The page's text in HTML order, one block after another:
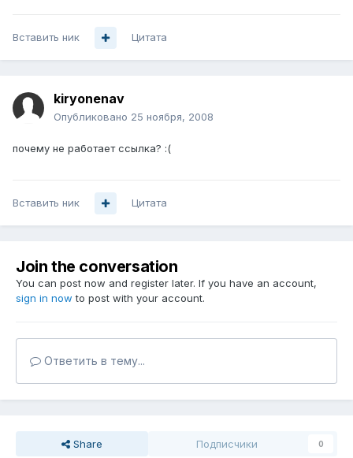
Вставить ник Цитата
kiryonenav
Опубликовано 25 ноября, 2008
почему не работает ссылка? :(
Вставить ник Цитата
Join the conversation
You can post now and register later. If you have an account,
sign in now to post with your account.
Ответить в тему...
Share Подписчики 0